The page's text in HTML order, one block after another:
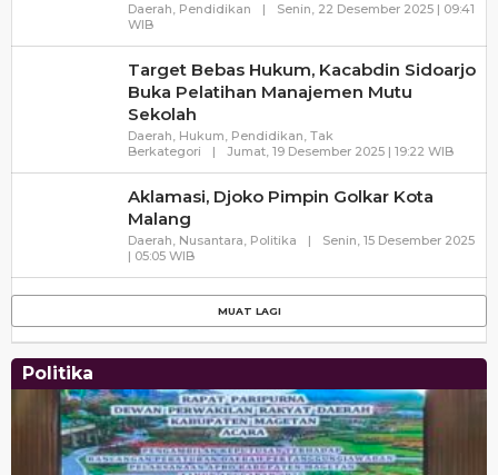
Daerah, Pendidikan |
Senin, 22 Desember 2025 | 09:41
WIBOleh
Target Bebas Hukum, Kacabdin Sidoarjo
Buka Pelatihan Manajemen Mutu
Sekolah
Daerah, Hukum, Pendidikan, Tak
Berkategori
| Jumat, 19 Desember 2025 | 19:22 WIBOleh
Aklamasi, Djoko Pimpin Golkar Kota
Malang
Daerah, Nusantara, Politika |
Senin, 15 Desember 2025
| 05:05 WIBOleh
Politika